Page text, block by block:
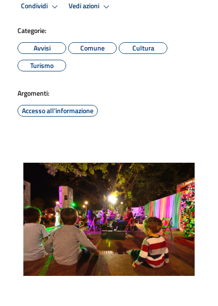
Condividi Vedi azioni
Categorie:
Avvisi
Comune
Cultura
Turismo
Argomenti:
Accesso all'informazione